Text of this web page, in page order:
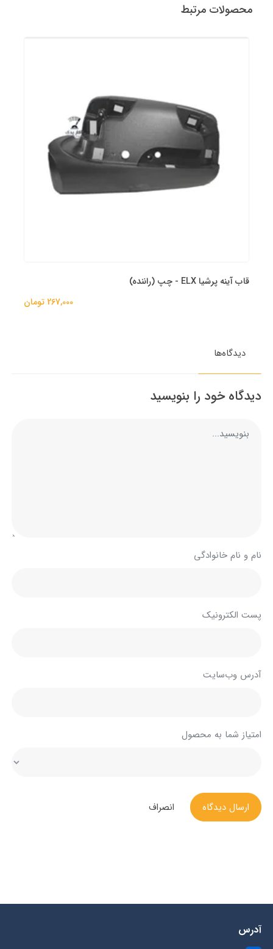
محصولات مرتبط
قاب آینه پرشیا ELX - چپ (راننده)
267,000 تومان
دیدگاه‌ها
دیدگاه خود را بنویسید
نام و نام خانوادگی
پست الکترونیک
آدرس وب‌سایت
امتیاز شما به محصول
ارسال دیدگاه انصراف
آدرس